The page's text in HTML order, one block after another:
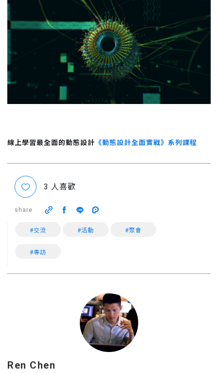
線上學習最全面的動態設計 《動態設計全面實戰》系列課程
3 人喜歡
share
#交流 #活動 #聚會
#專訪
Ren Chen